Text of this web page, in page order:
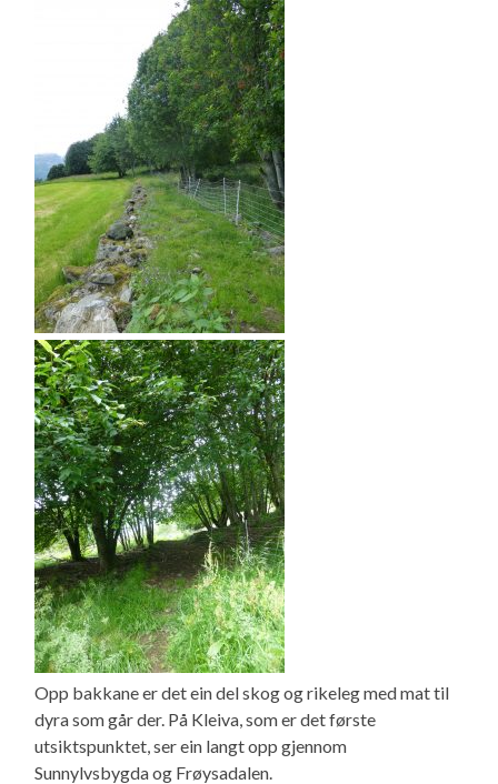
Opp bakkane er det ein del skog og rikeleg med mat til
dyra som går der. På Kleiva, som er det første
utsiktspunktet, ser ein langt opp gjennom
Sunnylvsbygda og Frøysadalen.